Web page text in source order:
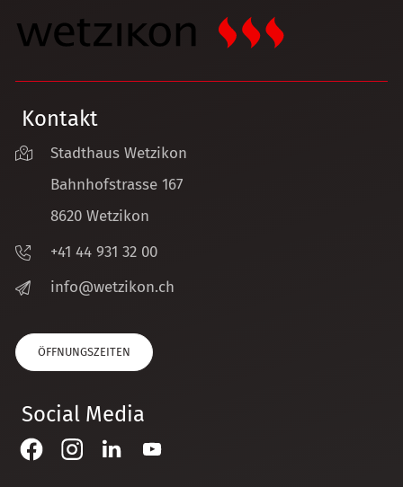
Kontakt
Stadthaus Wetzikon
Bahnhofstrasse 167
8620 Wetzikon
+41 44 931 32 00
nf
w tz k n ch
ÖFFNUNGSZEITEN
Social Media